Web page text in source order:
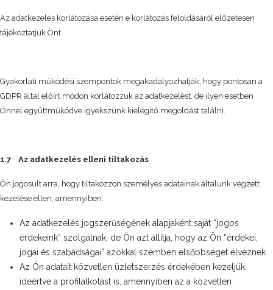
Az adatkezelés korlátozása esetén e korlátozás feloldásáról előzetesen
tájékoztatjuk Önt.
Gyakorlati működési szempontok megakadályozhatják, hogy pontosan a
GDPR által előírt módon korlátozzuk az adatkezelést, de ilyen esetben
Önnel együttműködve igyekszünk kielégítő megoldást találni.
1.7 Az adatkezelés elleni tiltakozás
Ön jogosult arra, hogy tiltakozzon személyes adatainak általunk végzett
kezelése ellen, amennyiben:
Az adatkezelés jogszerűségének alapjaként saját “jogos
érdekeink” szolgálnak, de Ön azt állítja, hogy az Ön “érdekei,
jogai és szabadságai” azokkal szemben elsőbbséget élveznek
Az Ön adatait közvetlen üzletszerzés érdekében kezeljük,
ideértve a profilalkotást is, amennyiben az a közvetlen